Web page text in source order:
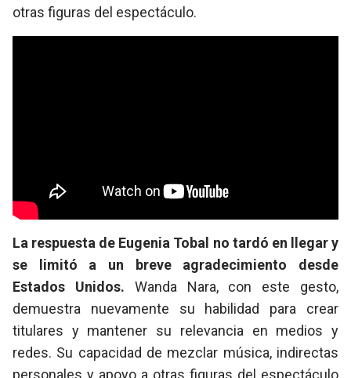
otras figuras del espectáculo.
La respuesta de Eugenia Tobal no tardó en llegar y
se limitó a un breve agradecimiento desde
Estados Unidos. Wanda Nara, con este gesto,
demuestra nuevamente su habilidad para crear
titulares y mantener su relevancia en medios y
redes. Su capacidad de mezclar música, indirectas
personales y apoyo a otras figuras del espectáculo